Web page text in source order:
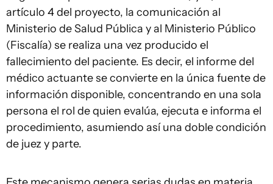
artículo 4 del proyecto, la comunicación al
Ministerio de Salud Pública y al Ministerio Público
(Fiscalía) se realiza una vez producido el
fallecimiento del paciente. Es decir, el informe del
médico actuante se convierte en la única fuente de
información disponible, concentrando en una sola
persona el rol de quien evalúa, ejecuta e informa el
procedimiento, asumiendo así una doble condición
de juez y parte.